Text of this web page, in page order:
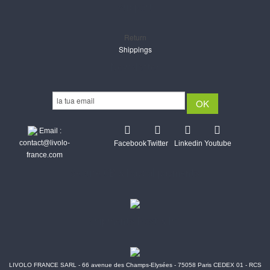
Return
Shippings
Email :
contact@livolo-
france.com
FacebookTwitter Linkedin Youtube
LIVOLO FRANCE SARL - 66 avenue des Champs-Elysées - 75058 Paris CEDEX 01 - RCS